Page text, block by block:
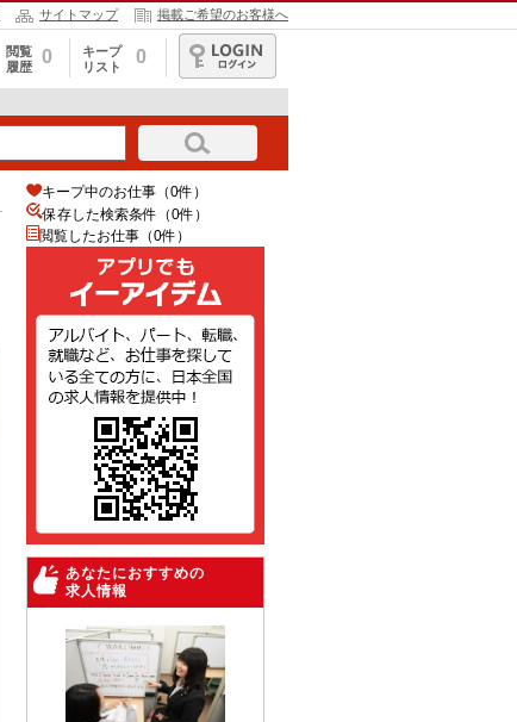
サイトマップ 掲載ご希望のお客様へ
閲覧
履歴
0
キープ
リスト
0
ログイン
キープ中のお仕事（0件）
保存した検索条件（0件）
閲覧したお仕事（0件）
あなたにおすすめの
求人情報